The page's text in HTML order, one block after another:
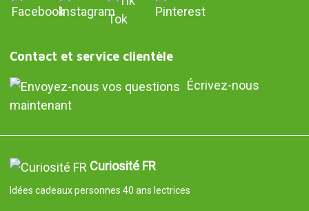
Contact et service clientèle
Écrivez-nous
maintenant
Curiosité FR
Idées cadeaux personnes 40 ans lectrices